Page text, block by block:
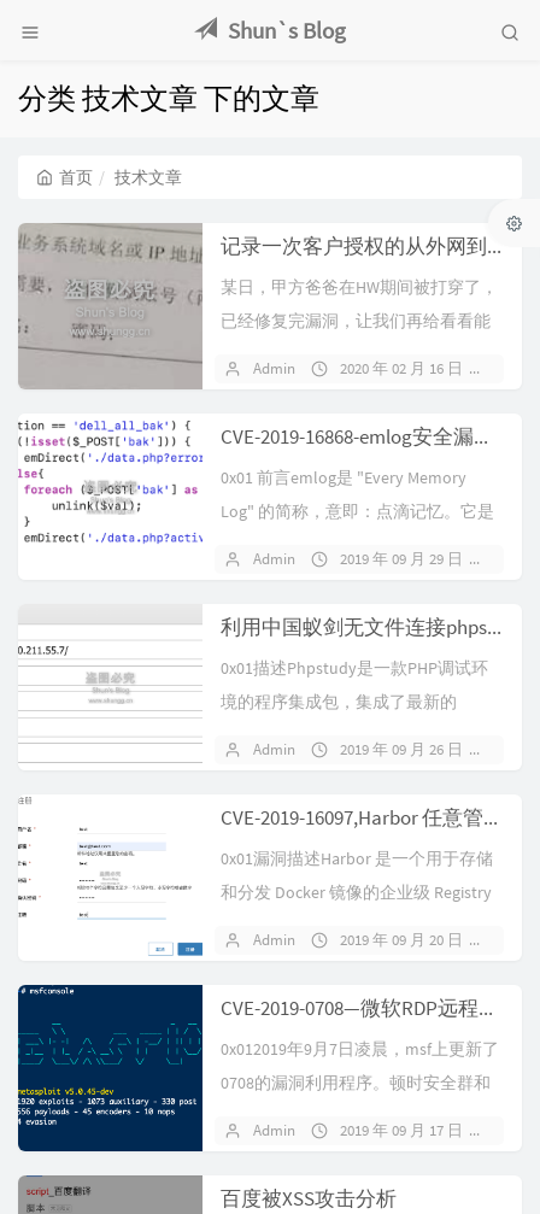
Shun`s Blog
分类 技术文章 下的文章
首页 技术文章
记录一次客户授权的从外网到内网渗透测试过程
某日，甲方爸爸在HW期间被打穿了，
已经修复完漏洞，让我们再给看看能
Admin 2020 年 02 月 16 日
CVE-2019-16868-emlog安全漏洞分析复现
0x01 前言emlog是 "Every Memory
Log" 的简称，意即：点滴记忆。它是
Admin 2019 年 09 月 29 日
利用中国蚁剑无文件连接phpstudy后门方法
0x01描述Phpstudy是一款PHP调试环
境的程序集成包，集成了最新的
Admin 2019 年 09 月 26 日
CVE-2019-16097,Harbor 任意管理员注册漏洞复现与批量脚本
0x01漏洞描述Harbor 是一个用于存储
和分发 Docker 镜像的企业级 Registry
Admin 2019 年 09 月 20 日
CVE-2019-0708—微软RDP远程桌面代码执行漏洞复现
0x012019年9月7日凌晨，msf上更新了
0708的漏洞利用程序。顿时安全群和
Admin 2019 年 09 月 17 日
百度被XSS攻击分析